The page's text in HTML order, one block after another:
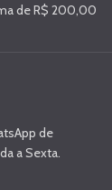
de R$ 200,00
de
a Sexta.